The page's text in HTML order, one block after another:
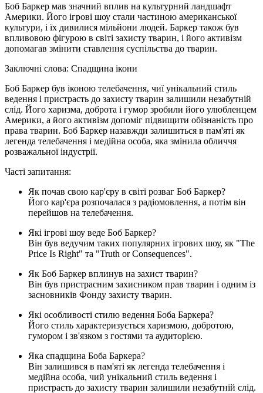
Боб Баркер мав значний вплив на культурний ландшафт
Америки. Його ігрові шоу стали частиною американської
культури, і їх дивилися мільйони людей. Баркер також був
впливовою фігурою в світі захисту тварин, і його активізм
допомагав змінити ставлення суспільства до тварин.
Заключні слова: Спадщина ікони
Боб Баркер був іконою телебачення, чиї унікальний стиль
ведення і пристрасть до захисту тварин залишили незабутній
слід. Його харизма, доброта і гумор зробили його улюбленцем
Америки, а його активізм допоміг підвищити обізнаність про
права тварин. Боб Баркер назавжди залишиться в пам'яті як
легенда телебачення і медійна особа, яка змінила обличчя
розважальної індустрії.
Часті запитання:
Як почав свою кар'єру в світі розваг Боб Баркер?
Його кар'єра розпочалася з радіомовлення, а потім він
перейшов на телебачення.
Які ігрові шоу веде Боб Баркер?
Він був ведучим таких популярних ігрових шоу, як "The
Price Is Right" та "Truth or Consequences".
Як Боб Баркер вплинув на захист тварин?
Він був пристрасним захисником прав тварин і одним із
засновників Фонду захисту тварин.
Які особливості стилю ведення Боба Баркера?
Його стиль характеризується харизмою, добротою,
гумором і зв'язком з гостями та аудиторією.
Яка спадщина Боба Баркера?
Він залишився в пам'яті як легенда телебачення і
медійна особа, чий унікальний стиль ведення і
пристрасть до захисту тварин залишили незабутній слід.